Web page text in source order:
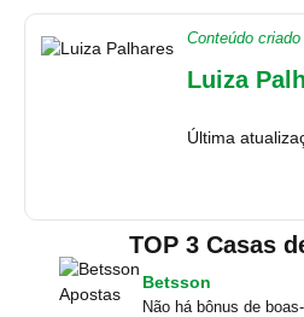
Conteúdo criado
Luiza
Última
TOP 3 Casas
Betsson
Não há bônus de